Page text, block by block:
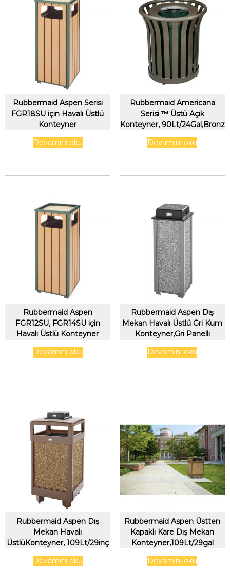
Rubbermaid Aspen Serisi
FGR18SU için Havalı Üstlü
Konteyner
Devamını oku
Rubbermaid Americana
Serisi ™ Üstü Açık
Konteyner, 90Lt/24Gal,Bronz
Devamını oku
Rubbermaid Aspen
FGR12SU, FGR14SU için
Havalı Üstlü Konteyner
Devamını oku
Rubbermaid Aspen Dış
Mekan Havalı Üstlü Gri Kum
Konteyner,Gri Panelli
Devamını oku
Rubbermaid Aspen Dış
Mekan Havalı
ÜstlüKonteyner, 109Lt/29inç
Kahverengi Panelli
Devamını oku
Rubbermaid Aspen Üstten
Kapaklı Kare Dış Mekan
Konteyner,109Lt/29gal
Kahverengi Kum Paneller
Devamını oku